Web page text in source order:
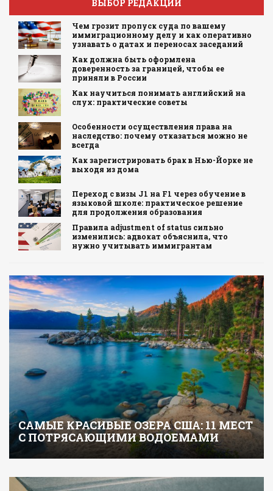
ВЫБОР РЕДАКЦИИ
Чем грозит пропуск суда по вашему
иммиграционному делу и как оперативно
узнавать о датах и переносах заседаний
Как должна быть оформлена
доверенность за границей, чтобы ее
приняли в России
Как научиться понимать английский на
слух: практические советы
Особенности осуществления права на
наследство: почему отказаться можно не
всегда
Как зарегистрировать брак в Нью-Йорке не
выходя из дома
Переход с визы J1 на F1 через обучение в
языковой школе: практическое решение
для продолжения образования
Правила adjustment of status сильно
изменились: адвокат объяснила, что
нужно учитывать иммигрантам
САМЫЕ КРАСИВЫЕ ОЗЕРА США: 11 МЕСТ
С ПОТРЯСАЮЩИМИ ВОДОЕМАМИ